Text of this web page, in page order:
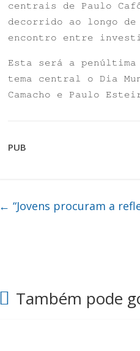
centrais de Paulo
decorrido ao longo de
encontro entre
Esta será a
tema central o Dia
Camacho e Paulo
PUB
← “Jovens procuram a
Também pode